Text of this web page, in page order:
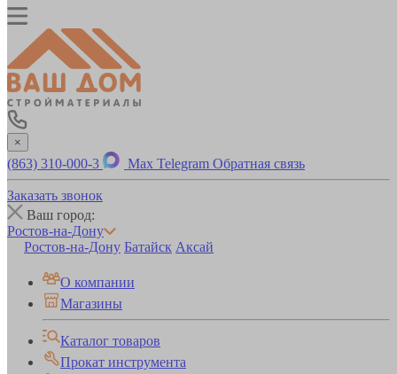
×
(863) 310-000-3 Max Telegram Обратная связь
Заказать звонок
Ваш город:
Ростов-на-Дону
Ростов-на-Дону Батайск Аксай
О компании
Магазины
Каталог товаров
Прокат инструмента